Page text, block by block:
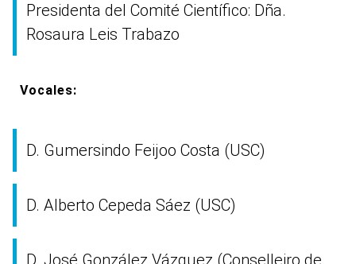
Presidenta del Comité Científico: Dña.
Rosaura Leis Trabazo
Vocales:
D. Gumersindo Feijoo Costa (USC)
D. Alberto Cepeda Sáez (USC)
D. José González Vázquez (Conselleiro de